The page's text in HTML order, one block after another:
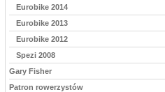
Eurobike 2014
Eurobike 2013
Eurobike 2012
Spezi 2008
Gary Fisher
Patron rowerzystów